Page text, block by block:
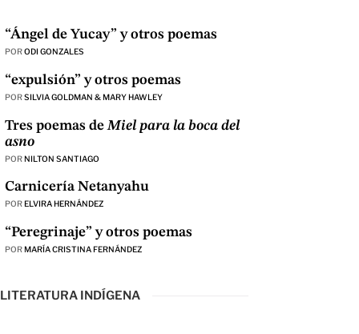
“Ángel de Yucay” y otros poemas
PORODI GONZALES
“expulsión” y otros poemas
PORSILVIA GOLDMAN & MARY HAWLEY
Tres poemas de Miel para la boca del
asno
PORNILTON SANTIAGO
Carnicería Netanyahu
PORELVIRA HERNÁNDEZ
“Peregrinaje” y otros poemas
PORMARÍA CRISTINA FERNÁNDEZ
LITERATURA INDÍGENA